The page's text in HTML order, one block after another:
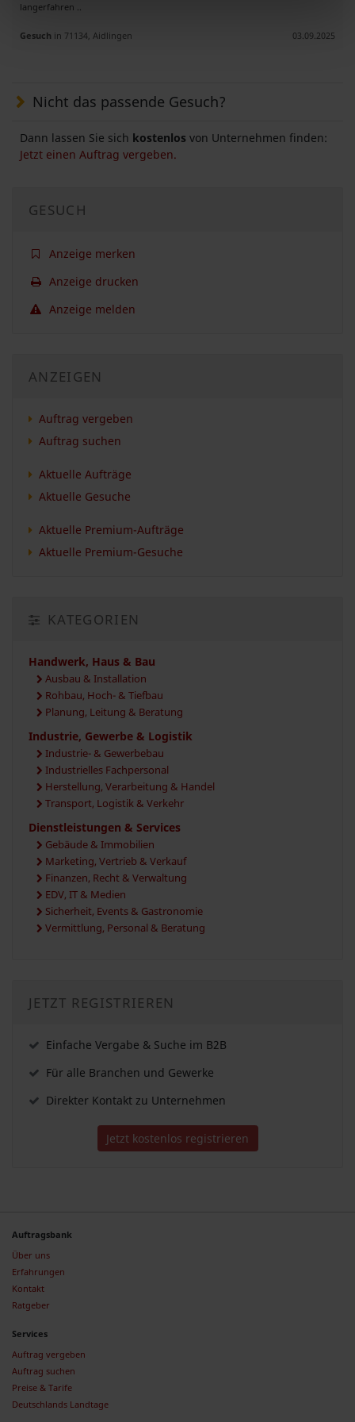
langerfahren ..
Gesuch in 71134, Aidlingen 03.09.2025
Nicht das passende Gesuch?
Dann lassen Sie sich kostenlos von Unternehmen finden:
Jetzt einen Auftrag vergeben.
GESUCH
Anzeige merken
Anzeige drucken
Anzeige melden
ANZEIGEN
Auftrag vergeben
Auftrag suchen
Aktuelle Aufträge
Aktuelle Gesuche
Aktuelle Premium-Aufträge
Aktuelle Premium-Gesuche
KATEGORIEN
Handwerk, Haus & Bau
Ausbau & Installation
Rohbau, Hoch- & Tiefbau
Planung, Leitung & Beratung
Industrie, Gewerbe & Logistik
Industrie- & Gewerbebau
Industrielles Fachpersonal
Herstellung, Verarbeitung & Handel
Transport, Logistik & Verkehr
Dienstleistungen & Services
Gebäude & Immobilien
Marketing, Vertrieb & Verkauf
Finanzen, Recht & Verwaltung
EDV, IT & Medien
Sicherheit, Events & Gastronomie
Vermittlung, Personal & Beratung
JETZT REGISTRIEREN
Einfache Vergabe & Suche im B2B
Für alle Branchen und Gewerke
Direkter Kontakt zu Unternehmen
Jetzt kostenlos registrieren
Auftragsbank
Über uns
Erfahrungen
Kontakt
Ratgeber
Services
Auftrag vergeben
Auftrag suchen
Preise & Tarife
Deutschlands Landtage